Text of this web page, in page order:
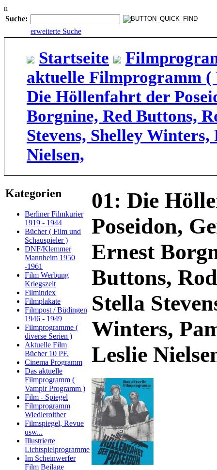
n
Suche:
erweiterte Suche
Startseite
aktuelle Filmprogramm
Die Höllenfahrt der
Borgnine, Red Buttons,
Stevens, Shelley
Nielsen,
Kategorien
Berliner Filmkurier
1919 - 1944
Bücher ( Film und
Schauspieler )
DNF/Klemmer
Mannheim 1950
-1961
Film Werbung
Kriegszeit
Filmindex
Filmplakate
Filmpost / Büdingen
1946 - 1949
Filmprogramme (
diverse Serien )
Aktuelle Film
Bücher 10 PF.
Cinema Programm
Das aktuelle
Filmprogramm (
Vampir Programm )
Film - Spiegel
Filmprogramm
Wiedleroither
Filmspiegel, Revue
usw...
Illustrierte
Lichtspielprogramme
Im Scheinwerfer
Film Beilage
01: Die
Poseidon,
Ernest
Buttons,
Stella
Winters,
Leslie